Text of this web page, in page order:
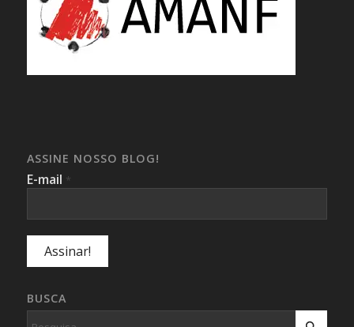
ASSINE NOSSO BLOG!
E-mail *
BUSCA